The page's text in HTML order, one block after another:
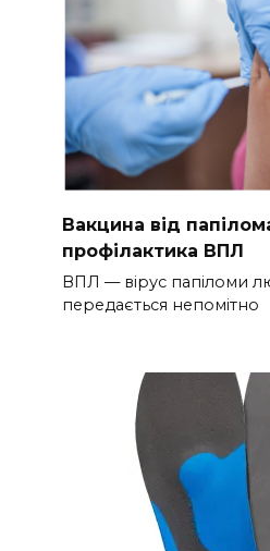
Вакцина від
профілактика ВПЛ
ВПЛ — вірус папіломи
передається непомітно